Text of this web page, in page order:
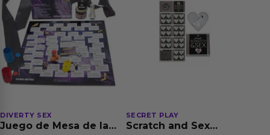
DIVERTY SEX
Juego de Mesa de las
SECRET PLAY
Scratch and Sex